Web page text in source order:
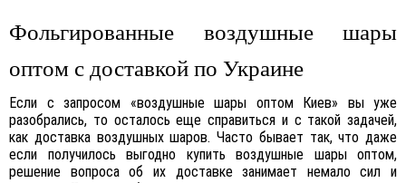
Фольгированные воздушные шары
оптом с доставкой по Украине
Если с запросом «воздушные шары оптом Киев» вы уже
разобрались, то осталось еще справиться и с такой задачей,
как доставка воздушных шаров. Часто бывает так, что даже
если получилось выгодно купить воздушные шары оптом,
решение вопроса об их доставке занимает немало сил и